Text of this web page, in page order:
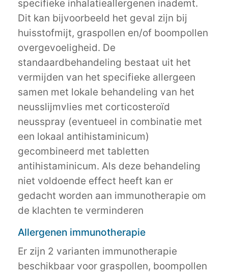
specifieke inhalatieallergenen inademt.
Dit kan bijvoorbeeld het geval zijn bij
huisstofmijt, graspollen en/of boompollen
overgevoeligheid. De
standaardbehandeling bestaat uit het
vermijden van het specifieke allergeen
samen met lokale behandeling van het
neusslijmvlies met corticosteroïd
neusspray (eventueel in combinatie met
een lokaal antihistaminicum)
gecombineerd met tabletten
antihistaminicum. Als deze behandeling
niet voldoende effect heeft kan er
gedacht worden aan immunotherapie om
de klachten te verminderen
Allergenen immunotherapie
Er zijn 2 varianten immunotherapie
beschikbaar voor graspollen, boompollen